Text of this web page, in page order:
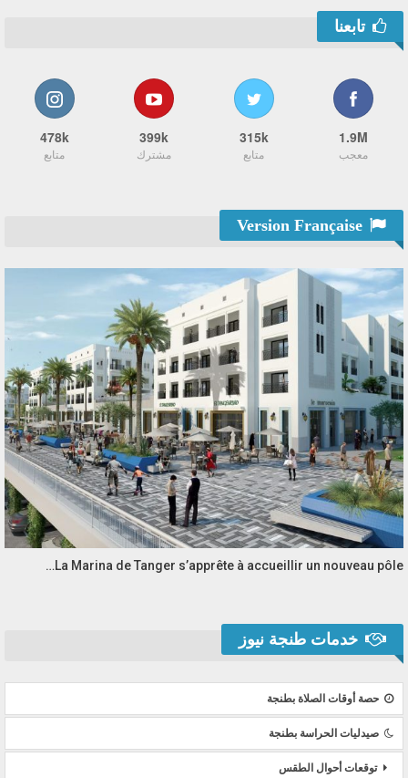
تابعنا
1.9M
معجب
315k
متابع
399k
مشترك
478k
متابع
La Marina de Tanger s’apprête à accueillir un nouveau pôle…
خدمات طنجة نيوز
حصة أوقات الصلاة بطنجة
صيدليات الحراسة بطنجة
توقعات أحوال الطقس